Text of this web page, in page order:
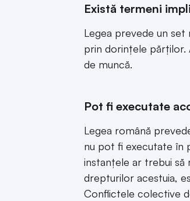
Există termeni
Legea prevede un
prin dorințele
de muncă.
Pot fi executate
Legea română
nu pot fi executate în
instanțele ar trebui să
drepturilor acestuia,
Conflictele colective